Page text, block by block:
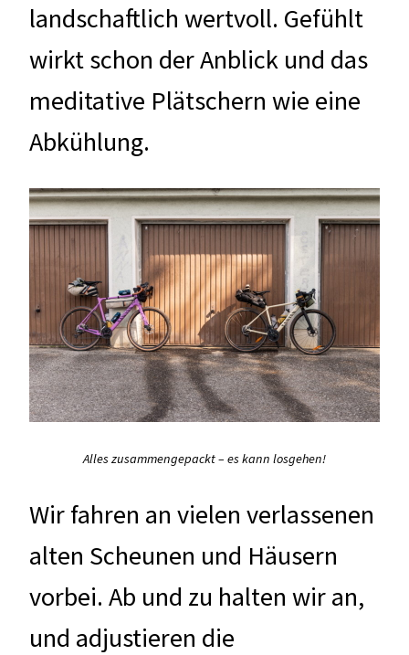
landschaftlich wertvoll. Gefühlt
wirkt schon der Anblick und das
meditative Plätschern wie eine
Abkühlung.
Alles zusammengepackt – es kann losgehen!
Wir fahren an vielen verlassenen
alten Scheunen und Häusern
vorbei. Ab und zu halten wir an,
und adjustieren die